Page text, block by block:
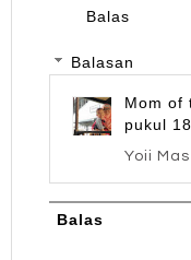
Balas
Balasan
Mom of
pukul
Yoii
Balas